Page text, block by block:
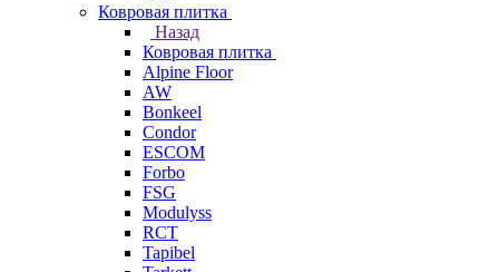
Ковровая плитка
Назад
Ковровая плитка
Alpine Floor
AW
Bonkeel
Condor
ESCOM
Forbo
FSG
Modulyss
RCT
Tapibel